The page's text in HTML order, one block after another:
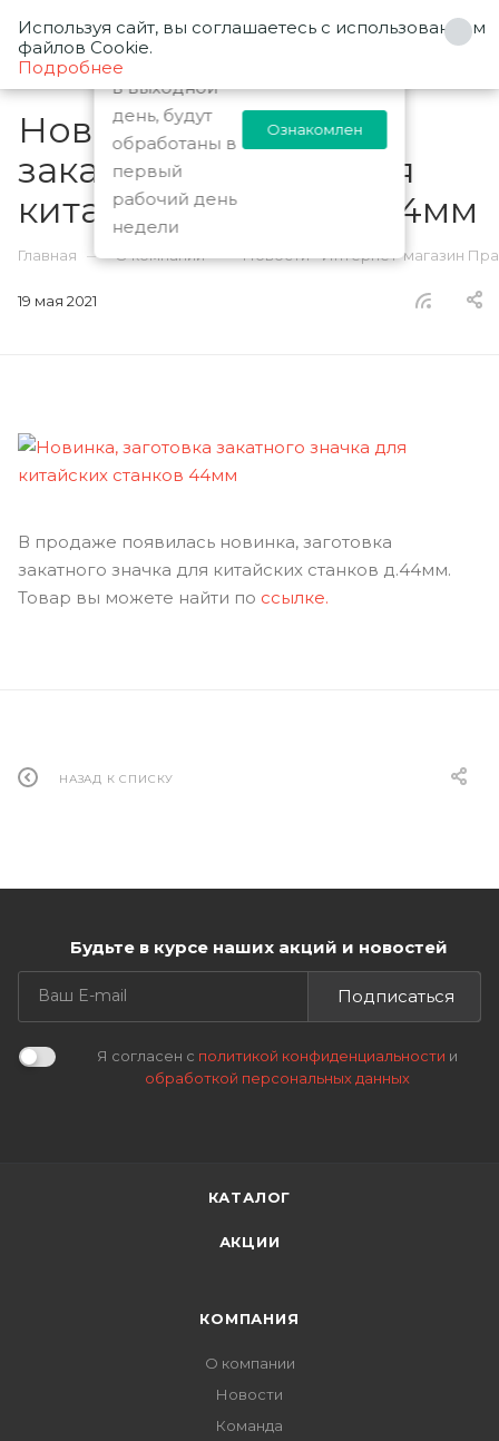
0
Новинка, заготовка
закатного значка для
китайских станков 44мм
Главная — О компании — Новости - Интернет-магазин
19 мая 2021
В продаже появилась новинка, заготовка
закатного значка для китайских станков д.44мм.
Товар вы можете найти по ссылке.
НАЗАД К СПИСКУ
Будьте в курсе наших акций и новостей
Подписаться
Я согласен с политикой конфиденциальности и
обработкой персональных данных
КАТАЛОГ
АКЦИИ
КОМПАНИЯ
О компании
Новости
Команда
Заказы
оформленные
в выходной
день, будут
обработаны в
первый
рабочий день
недели
Ознакомлен
Используя сайт, вы соглашаетесь с использованием
файлов Cookie.
Подробнее